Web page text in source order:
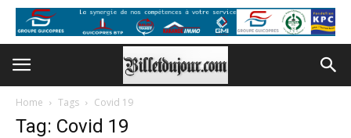
Home Tags Covid 19
Tag: Covid 19